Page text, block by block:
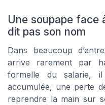
Une soupape face
dit pas son nom
Dans beaucoup
arrive rarement par
formelle du salarie,
accumulée, une perte
reprendre la main sur